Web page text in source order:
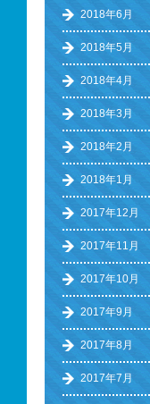
2018年6月
2018年5月
2018年4月
2018年3月
2018年2月
2018年1月
2017年12月
2017年11月
2017年10月
2017年9月
2017年8月
2017年7月